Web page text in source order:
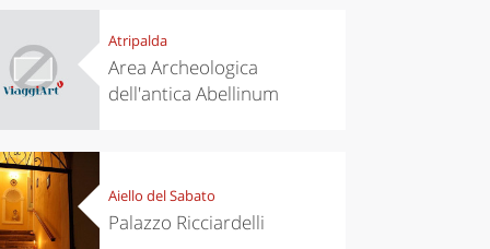
Atripalda
Area Archeologica
dell'antica Abellinum
Aiello del Sabato
Palazzo Ricciardelli